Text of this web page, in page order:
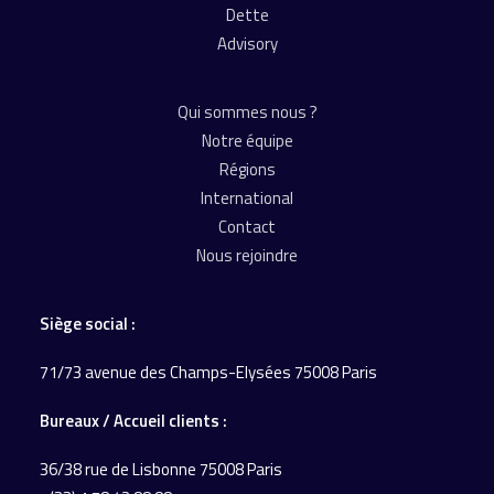
Dette
Advisory
Qui sommes nous ?
Notre équipe
Régions
International
Contact
Nous rejoindre
Siège social :
71/73 avenue des Champs-Elysées 75008 Paris
Bureaux / Accueil clients :
36/38 rue de Lisbonne75008 Paris